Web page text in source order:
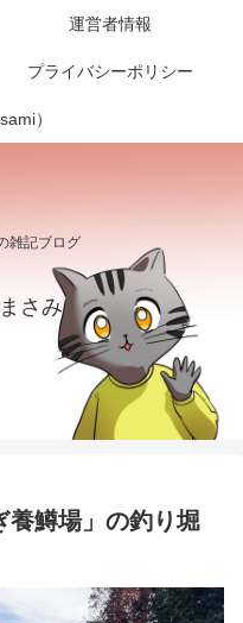
雑記ブログ
さみ
運営者情報
プライバシーポリシー
）
養鱒場」の釣り堀